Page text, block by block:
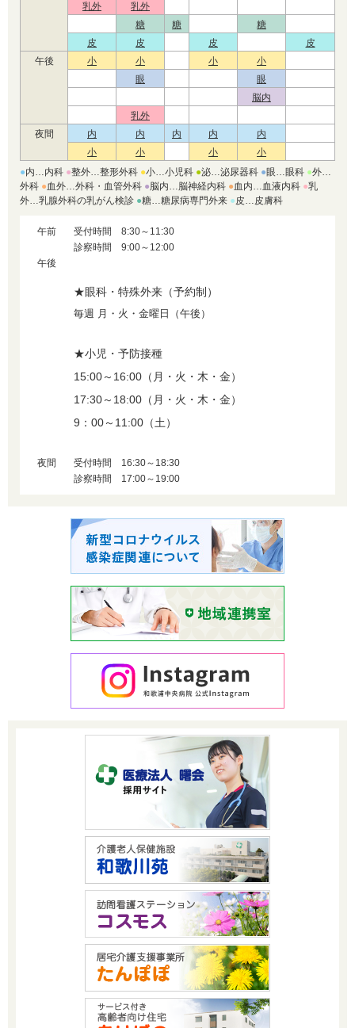
乳外
乳外
糖
糖
糖
皮
皮 皮
皮
午後
小 小 小
小
眼
眼
脳内
乳外
夜間
内 内 内 内
内
小
小 小
小
●内…内科 ●整外…整形外科 ●小…小児科 ●泌…泌尿器科 ●眼…眼科 ●外…
外科 ●血外…外科・血管外科 ●脳内…脳神経内科 ●血内…血液内科 ●乳
外…乳腺外科の乳がん検診 ●糖…糖尿病専門外来 ●皮…皮膚科
午前
受付時間 8:30～11:30
診察時間 9:00～12:00
午後
★眼科・特殊外来（予約制）
毎週 月・火・金曜日（午後）
★小児・予防接種
15:00～16:00（月・火・木・金）
17:30～18:00（月・火・木・金）
9：00～11:00（土）
夜間
受付時間 16:30～18:30
診察時間 17:00～19:00